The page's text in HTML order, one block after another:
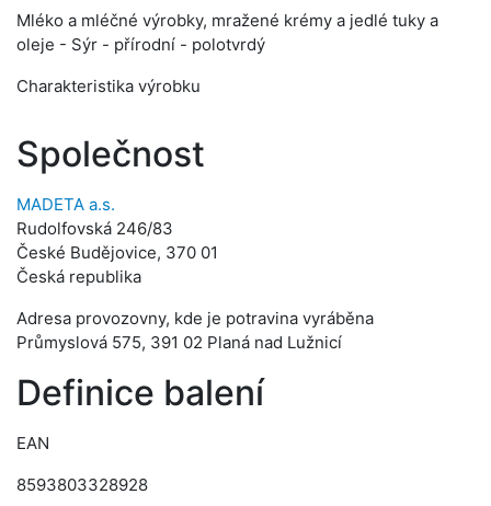
Mléko a mléčné výrobky, mražené krémy a jedlé tuky a
oleje - Sýr - přírodní - polotvrdý
Charakteristika výrobku
Společnost
MADETA a.s.
Rudolfovská 246/83
České Budějovice, 370 01
Česká republika
Adresa provozovny, kde je potravina vyráběna
Průmyslová 575, 391 02 Planá nad Lužnicí
Definice balení
EAN
8593803328928